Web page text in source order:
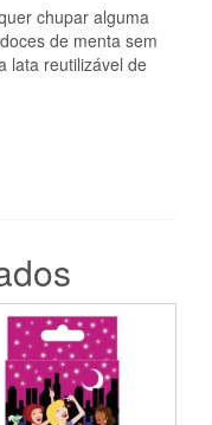
chupar alguma
de menta sem
lata reutilizável de